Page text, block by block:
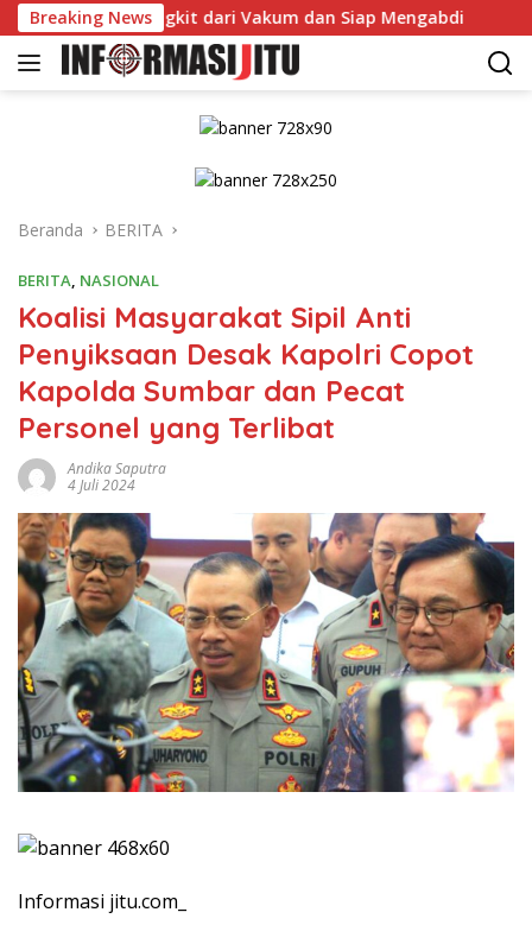
Langsung
ke
konten
Breaking News
Bangkit dari Vakum dan Siap Mengabdi
Beranda BERITA
BERITA NASIONAL
Koalisi Masyarakat Sipil Anti
Penyiksaan Desak Kapolri Copot
Kapolda Sumbar dan Pecat
Personel yang Terlibat
Andika Saputra
4 Juli 2024
Informasi jitu.com_